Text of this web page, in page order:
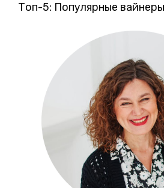
Топ-5: Популярные